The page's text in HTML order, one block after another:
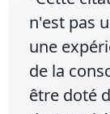
n'est pas
une
de la
être doté